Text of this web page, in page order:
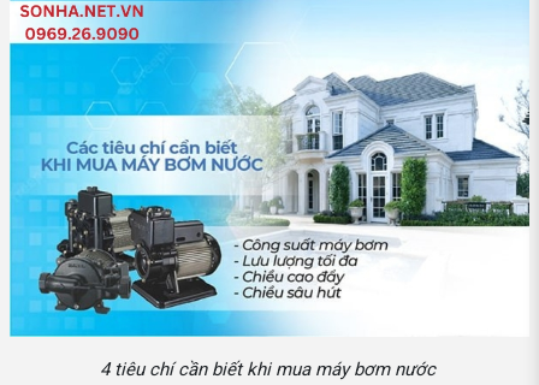
4 tiêu chí cần biết khi mua máy bơm nước